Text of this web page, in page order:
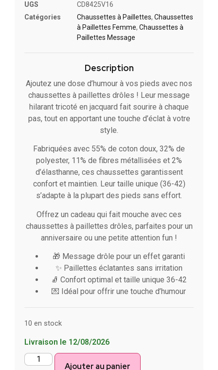
UGS
CD8425V16
Catégories
Chaussettes à Paillette​s, Chaussettes
à Paillettes Femme, Chaussettes à
Paillettes Message​
Description
Ajoutez une dose d’humour à vos pieds avec nos
chaussettes à paillettes drôles ! Leur message
hilarant tricoté en jacquard fait sourire à chaque
pas, tout en apportant une touche d’éclat à votre
style.
Fabriquées avec 55% de coton doux, 32% de
polyester, 11% de fibres métallisées et 2%
d’élasthanne, ces chaussettes garantissent
confort et maintien. Leur taille unique (36-42)
s’adapte à la plupart des pieds sans effort.
Offrez un cadeau qui fait mouche avec ces
chaussettes à paillettes drôles, parfaites pour un
anniversaire ou une petite attention fun !
🎁 Message drôle pour un effet garanti
✨ Paillettes éclatantes sans irritation
🧦 Confort optimal et taille unique 36-42
💌 Idéal pour offrir une touche d’humour
10 en stock
Livraison le 12/08/2026
Ajouter au panier